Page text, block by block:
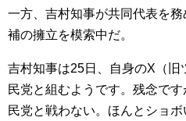
一方、吉村知事が共同代表を
補の擁立を模索中だ。
吉村知事は25日、自身のX（旧
民党と組むようです。残念で
民党と戦わない。ほんとショボ